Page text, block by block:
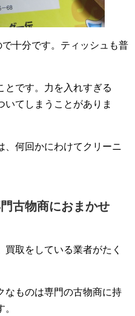
十分です。ティッシュも普
です。力を入れすぎる
いてしまうことがありま
、何回かにわけてクリーニ
古物商におまかせ
取をしている業者がたく
なものは専門の古物商に持